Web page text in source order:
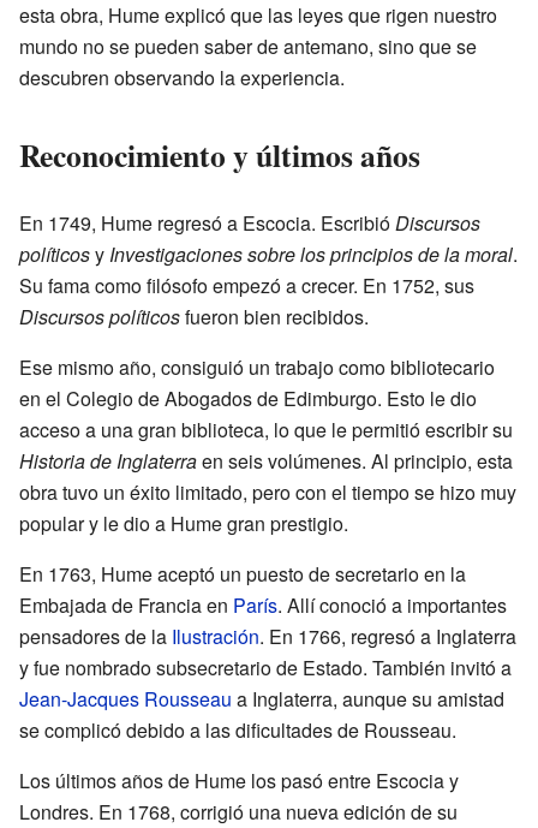
esta obra, Hume explicó que las leyes que rigen nuestro
mundo no se pueden saber de antemano, sino que se
descubren observando la experiencia.
Reconocimiento y últimos años
En 1749, Hume regresó a Escocia. EscribióDiscursos
políticosy Investigaciones sobre los principios de la moral.
Su fama como filósofo empezó a crecer. En 1752, sus
Discursos políticosfueron bien recibidos.
Ese mismo año, consiguió un trabajo como bibliotecario
en el Colegio de Abogados de Edimburgo. Esto le dio
acceso a una gran biblioteca, lo que le permitió escribir su
Historia de Inglaterraen seis volúmenes. Al principio, esta
obra tuvo un éxito limitado, pero con el tiempo se hizo muy
popular y le dio a Hume gran prestigio.
En 1763, Hume aceptó un puesto de secretario en la
Embajada de Francia en París. Allí conoció a importantes
pensadores de la Ilustración. En 1766, regresó a Inglaterra
y fue nombrado subsecretario de Estado. También invitó a
Jean-Jacques Rousseau a Inglaterra, aunque su amistad
se complicó debido a las dificultades de Rousseau.
Los últimos años de Hume los pasó entre Escocia y
Londres. En 1768, corrigió una nueva edición de su